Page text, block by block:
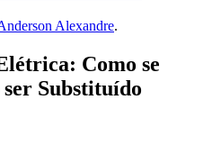
Alexandre.
Como se
Substituído